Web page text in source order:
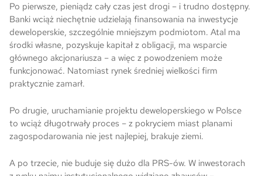
Po pierwsze, pieniądz cały czas jest drogi – i trudno dostępny.
Banki wciąż niechętnie udzielają finansowania na inwestycje
deweloperskie, szczególnie mniejszym podmiotom. Atal ma
środki własne, pozyskuje kapitał z obligacji, ma wsparcie
głównego akcjonariusza – a więc z powodzeniem może
funkcjonować. Natomiast rynek średniej wielkości firm
praktycznie zamarł.
Po drugie, uruchamianie projektu deweloperskiego w Polsce
to wciąż długotrwały proces – z pokryciem miast planami
zagospodarowania nie jest najlepiej, brakuje ziemi.
A po trzecie, nie buduje się dużo dla PRS-ów. W inwestorach